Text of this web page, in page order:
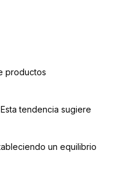
productos
tendencia sugiere
un equilibrio